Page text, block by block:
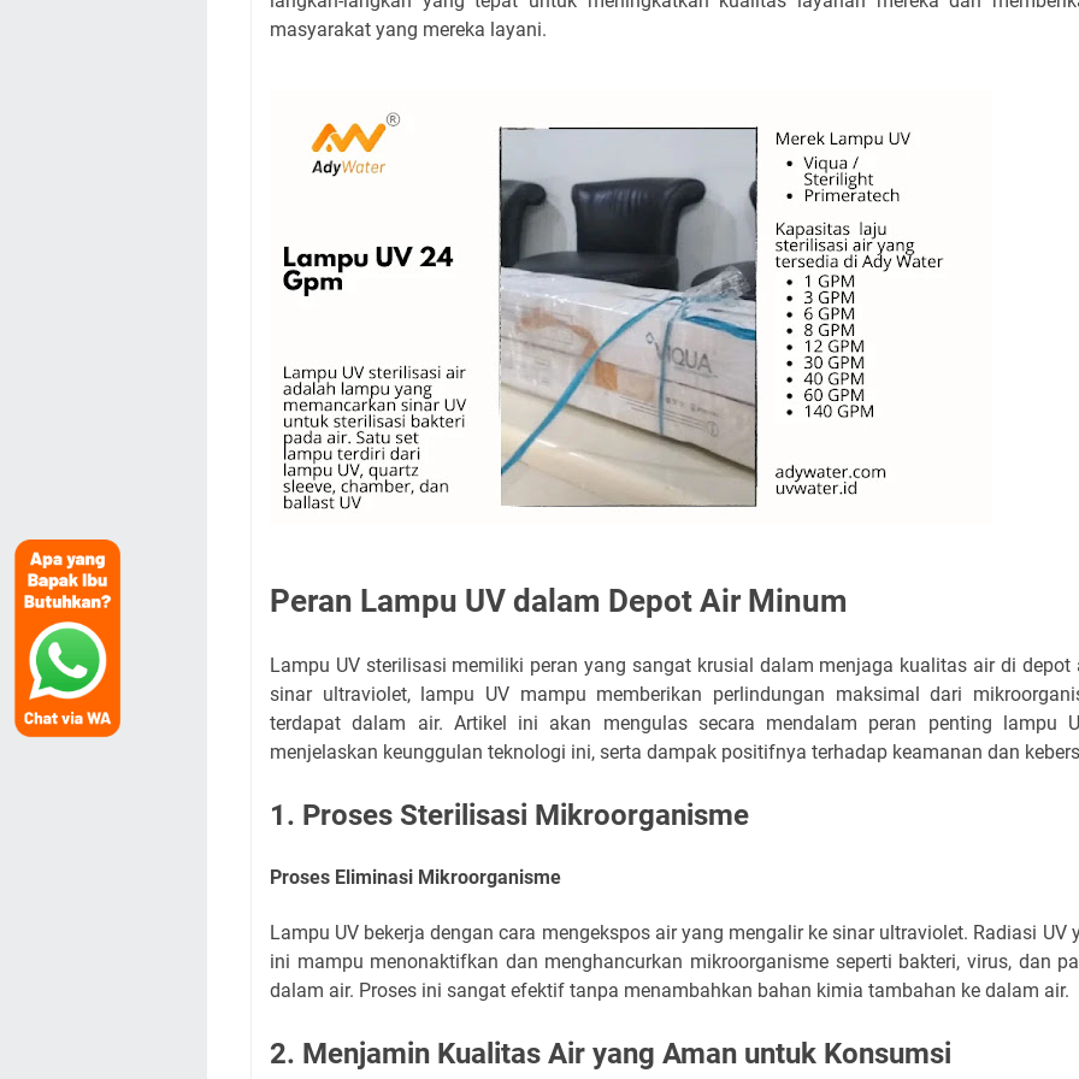
masyarakat yang mereka layani.
Peran Lampu UV dalam Depot Air Minum
Lampu UV sterilisasi memiliki peran yang sangat krusial dalam menjaga kualitas air di depot
sinar ultraviolet, lampu UV mampu memberikan perlindungan maksimal dari
terdapat dalam air. Artikel ini akan mengulas secara mendalam peran penting lampu
menjelaskan keunggulan teknologi ini, serta dampak positifnya terhadap keamanan dan
1. Proses Sterilisasi Mikroorganisme
Proses Eliminasi Mikroorganisme
Lampu UV bekerja dengan cara mengekspos air yang mengalir ke sinar ultraviolet. Radiasi
ini mampu menonaktifkan dan menghancurkan mikroorganisme seperti bakteri, virus, dan
dalam air. Proses ini sangat efektif tanpa menambahkan bahan kimia tambahan ke dalam air.
2. Menjamin Kualitas Air yang Aman untuk Konsumsi